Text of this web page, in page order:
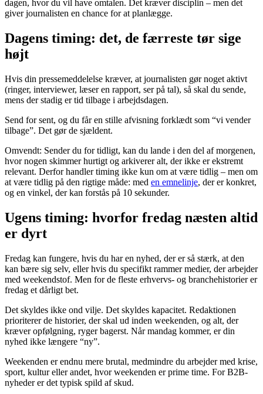
dagen, hvor du vil have omtalen. Det kræver disciplin – men det
giver journalisten en chance for at planlægge.
Dagens timing: det, de færreste tør sige
højt
Hvis din pressemeddelelse kræver, at journalisten gør noget aktivt
(ringer, interviewer, læser en rapport, ser på tal), så skal du sende,
mens der stadig er tid tilbage i arbejdsdagen.
Send for sent, og du får en stille afvisning forklædt som “vi vender
tilbage”. Det gør de sjældent.
Omvendt: Sender du for tidligt, kan du lande i den del af morgenen,
hvor nogen skimmer hurtigt og arkiverer alt, der ikke er ekstremt
relevant. Derfor handler timing ikke kun om at være tidlig – men om
at være tidlig på den rigtige måde: med en emnelinje, der er konkret,
og en vinkel, der kan forstås på 10 sekunder.
Ugens timing: hvorfor fredag næsten altid
er dyrt
Fredag kan fungere, hvis du har en nyhed, der er så stærk, at den
kan bære sig selv, eller hvis du specifikt rammer medier, der arbejder
med weekendstof. Men for de fleste erhvervs- og branchehistorier er
fredag et dårligt bet.
Det skyldes ikke ond vilje. Det skyldes kapacitet. Redaktionen
prioriterer de historier, der skal ud inden weekenden, og alt, der
kræver opfølgning, ryger bagerst. Når mandag kommer, er din
nyhed ikke længere “ny”.
Weekenden er endnu mere brutal, medmindre du arbejder med krise,
sport, kultur eller andet, hvor weekenden er prime time. For B2B-
nyheder er det typisk spild af skud.